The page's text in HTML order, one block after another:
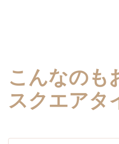
こんなのも
スクエアタ